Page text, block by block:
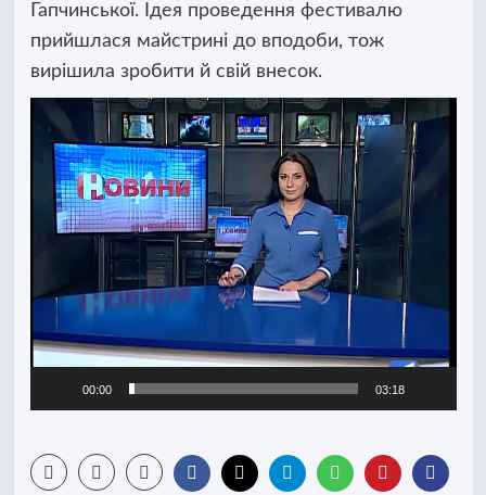
Гапчинської. Ідея проведення фестивалю
прийшлася майстрині до вподоби, тож
вирішила зробити й свій внесок.
Відеопрогравач
00:00 03:18